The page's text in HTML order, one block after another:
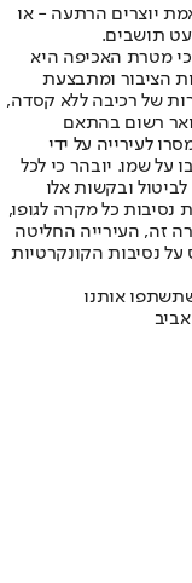
יוצרים הרתעה - או
תושבים.
מטרת האכיפה היא
הציבור ומתבצעת
של רכיבה ללא קסדה,
רשום בהתאם
לעירייה על ידי
על שמו. יובהר כי לכל
ובקשות אלו
נסיבות כל מקרה לגופו,
זה, העירייה החליטה
נסיבות הקונקרטיות
אותנו